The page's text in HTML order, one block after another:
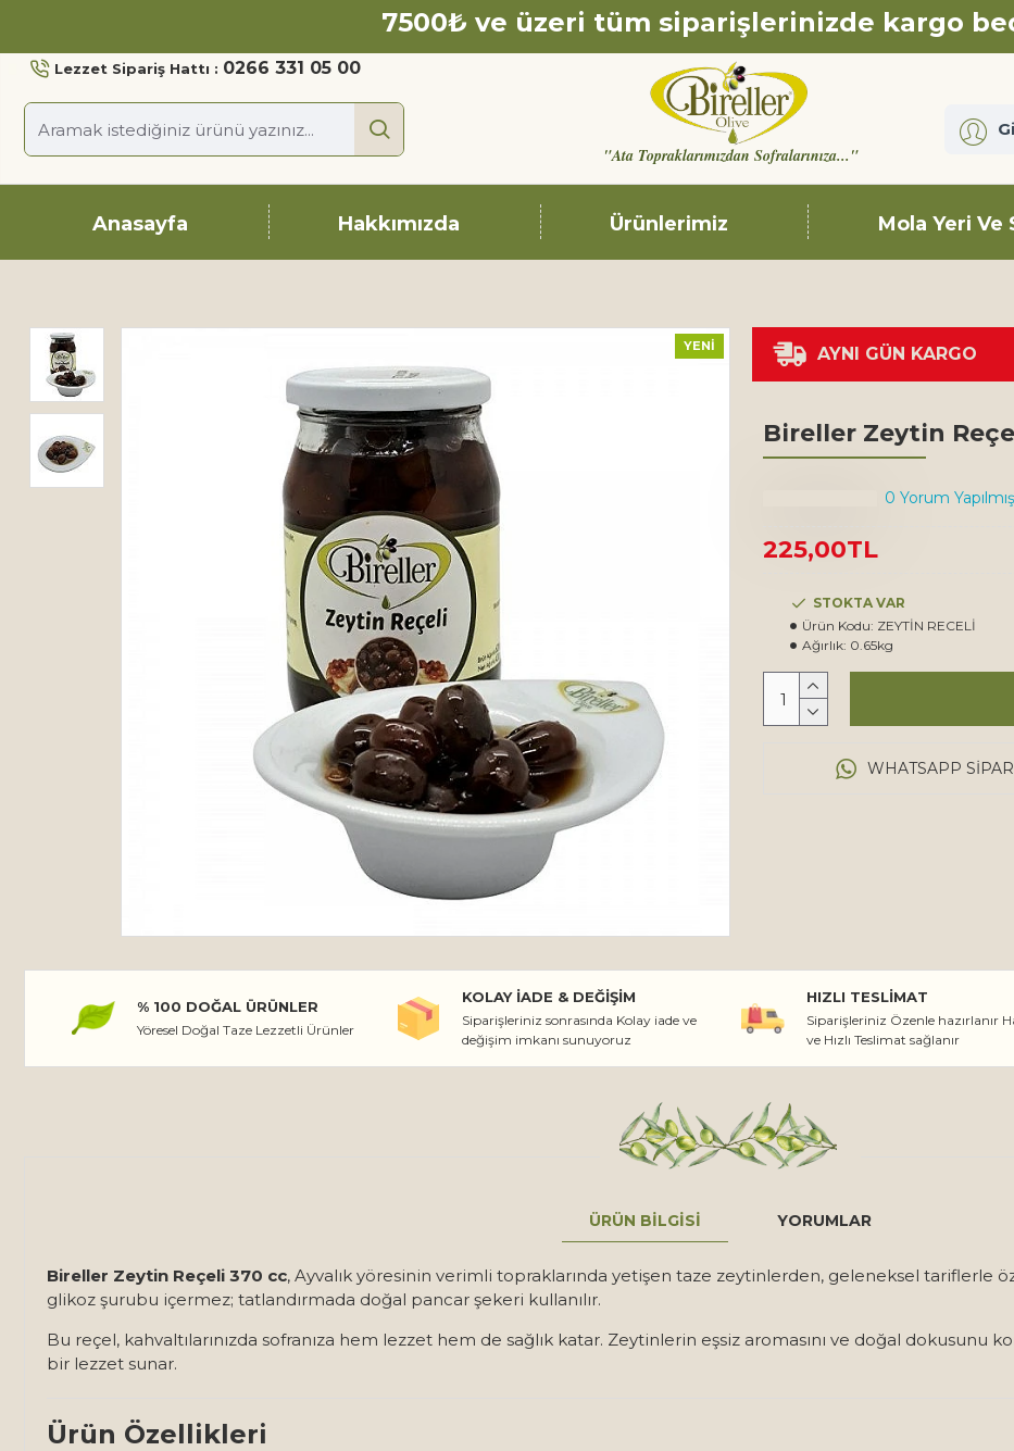
7500₺ ve üzeri tüm siparişlerinizde kargo
Lezzet Sipariş Hattı : 0266 331 05 00
"Ata Topraklarımızdan Sofralarınıza..."
Anasayfa Hakkımızda Ürünlerimiz Mola Yeri Ve
YENI
Bireller Zeytin
STOKTA VAR
Ürün Kodu: ZEYTİN RECELİ
Ağırlık: 0.65kg
0 Yorum
225,00TL
AYNI GÜN KARGO
WHATSAPP
% 100 DOĞAL ÜRÜNLER
Yöresel Doğal Taze Lezzetli Ürünler
KOLAY İADE & DEĞIŞIM
Siparişleriniz sonrasında Kolay iade ve
değişim imkanı sunuyoruz
HIZLI TESLIMAT
Siparişleriniz Özenle hazırlanır
ve Hızlı Teslimat sağlanır
ÜRÜN BILGISI YORUMLAR
Bireller Zeytin Reçeli 370 cc, Ayvalık yöresinin verimli topraklarında yetişen taze zeytinlerden, geleneksel tariflerle
glikoz şurubu içermez; tatlandırmada doğal pancar şekeri kullanılır.
Bu reçel, kahvaltılarınızda sofranıza hem lezzet hem de sağlık katar. Zeytinlerin eşsiz aromasını ve doğal dokusunu
bir lezzet sunar.
Ürün Özellikleri